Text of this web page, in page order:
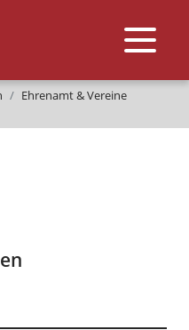
Ehrenamt & Vereine